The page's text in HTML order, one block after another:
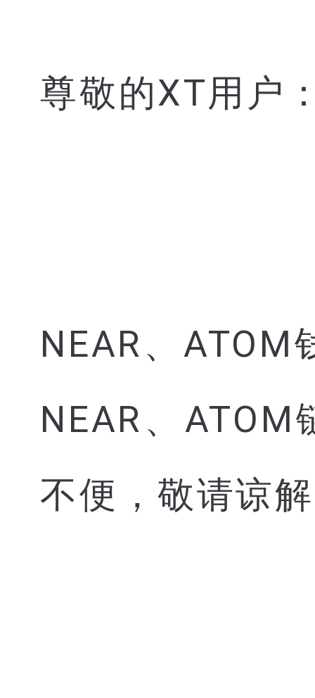
尊敬的XT用户
NEAR、
NEAR、
不便，敬请谅